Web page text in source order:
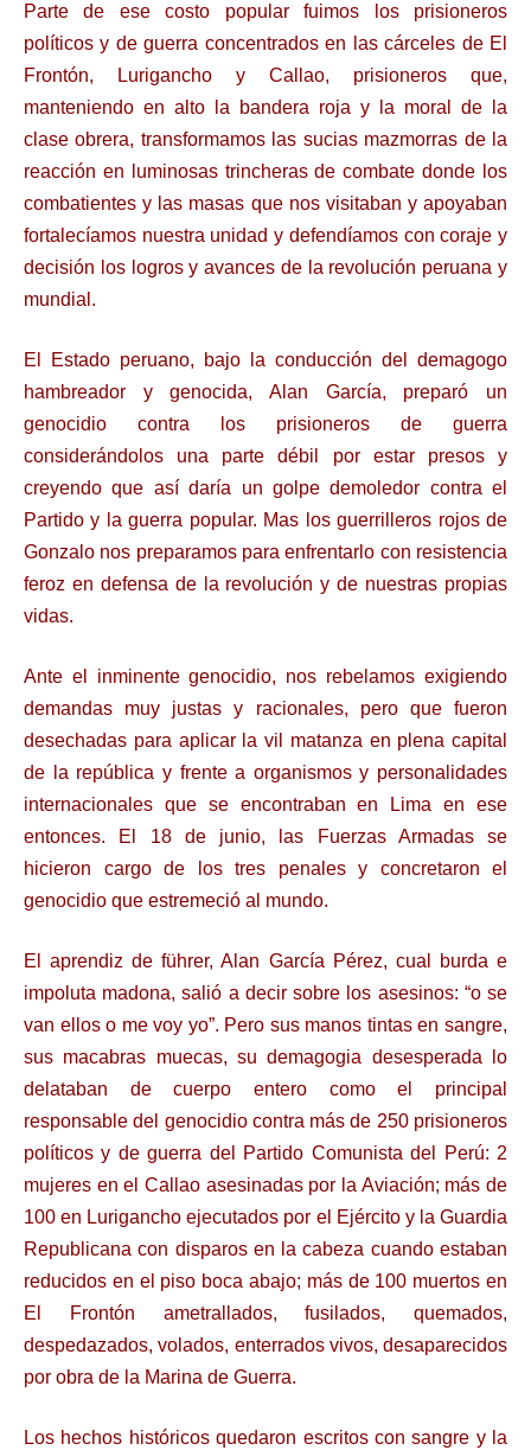
Parte de ese costo popular fuimos los prisioneros
políticos y de guerra concentrados en las cárceles de El
Frontón, Lurigancho y Callao, prisioneros que,
manteniendo en alto la bandera roja y la moral de la
clase obrera, transformamos las sucias mazmorras de la
reacción en luminosas trincheras de combate donde los
combatientes y las masas que nos visitaban y apoyaban
fortalecíamos nuestra unidad y defendíamos con coraje y
decisión los logros y avances de la revolución peruana y
mundial.
El Estado peruano, bajo la conducción del demagogo
hambreador y genocida, Alan García, preparó un
genocidio contra los prisioneros de guerra
considerándolos una parte débil por estar presos y
creyendo que así daría un golpe demoledor contra el
Partido y la guerra popular. Mas los guerrilleros rojos de
Gonzalo nos preparamos para enfrentarlo con resistencia
feroz en defensa de la revolución y de nuestras propias
vidas.
Ante el inminente genocidio, nos rebelamos exigiendo
demandas muy justas y racionales, pero que fueron
desechadas para aplicar la vil matanza en plena capital
de la república y frente a organismos y personalidades
internacionales que se encontraban en Lima en ese
entonces. El 18 de junio, las Fuerzas Armadas se
hicieron cargo de los tres penales y concretaron el
genocidio que estremeció al mundo.
El aprendiz de führer, Alan García Pérez, cual burda e
impoluta madona, salió a decir sobre los asesinos: “o se
van ellos o me voy yo”. Pero sus manos tintas en sangre,
sus macabras muecas, su demagogia desesperada lo
delataban de cuerpo entero como el principal
responsable del genocidio contra más de 250 prisioneros
políticos y de guerra del Partido Comunista del Perú: 2
mujeres en el Callao asesinadas por la Aviación; más de
100 en Lurigancho ejecutados por el Ejército y la Guardia
Republicana con disparos en la cabeza cuando estaban
reducidos en el piso boca abajo; más de 100 muertos en
El Frontón ametrallados, fusilados, quemados,
despedazados, volados, enterrados vivos, desaparecidos
por obra de la Marina de Guerra.
Los hechos históricos quedaron escritos con sangre y la